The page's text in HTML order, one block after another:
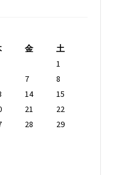
金
土
1
7
8
14
15
21
22
28
29